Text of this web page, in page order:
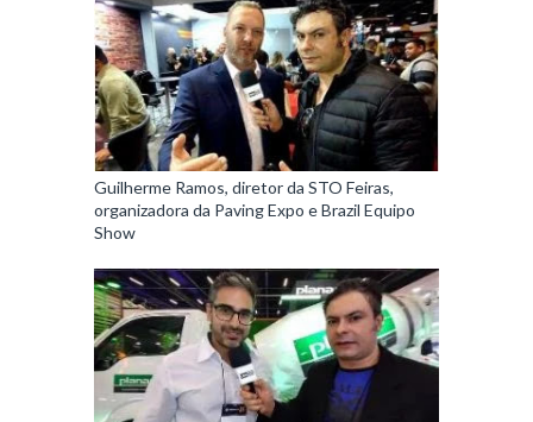
Guilherme Ramos, diretor da STO Feiras,
organizadora da Paving Expo e Brazil Equipo
Show